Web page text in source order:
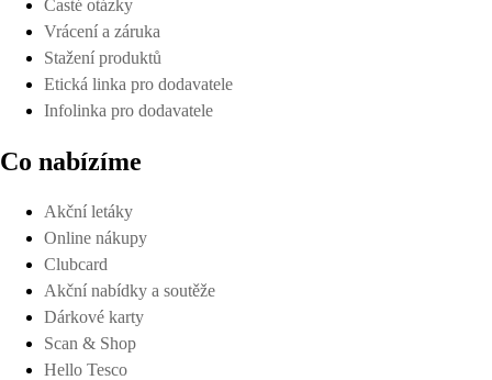
Časté otázky
Vrácení a záruka
Stažení produktů
Etická linka pro dodavatele
Infolinka pro dodavatele
Co nabízíme
Akční letáky
Online nákupy
Clubcard
Akční nabídky a soutěže
Dárkové karty
Scan & Shop
Hello Tesco